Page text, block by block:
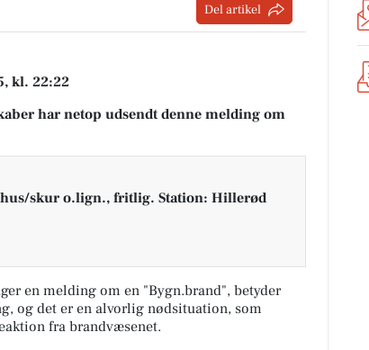
Del artikel
kl. 22:22
har netop udsendt denne melding om
skur o.lign., fritlig. Station: Hillerød
en melding om en "Bygn.brand", betyder
og det er en alvorlig nødsituation, som
fra brandvæsenet.